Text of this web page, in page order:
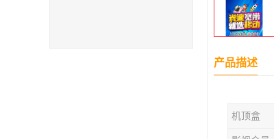
产品描述
机顶盒